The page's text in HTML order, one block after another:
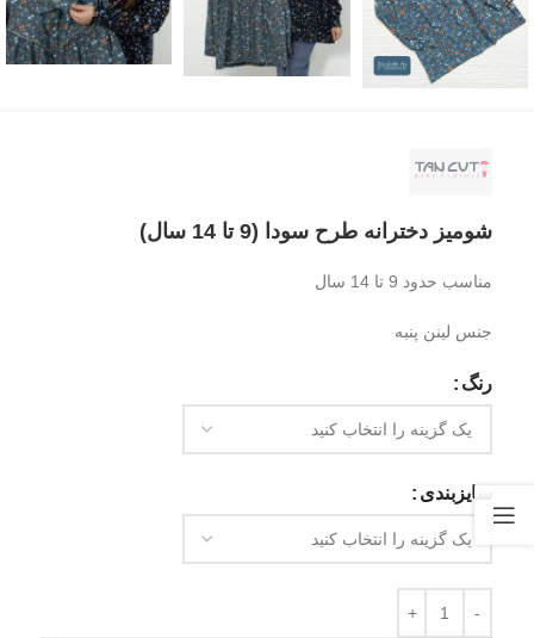
شومیز دخترانه طرح سودا (9 تا 14 سال)
مناسب حدود 9 تا 14 سال
جنس لینن پنبه
رنگ
سایزبندی